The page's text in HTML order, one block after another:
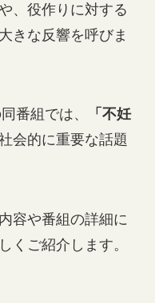
、役作りに対する
きな反響を呼びま
番組では、
「不妊
会的に重要な話題
容や番組の詳細に
くご紹介します。